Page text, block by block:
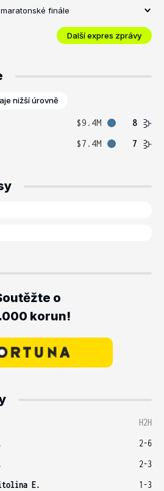
finále
Další expres zprávy
nižší úrovně
$9.4M
8
$7.4M 7
o
korun!
H2H
2-6
2-3
E.
1-3